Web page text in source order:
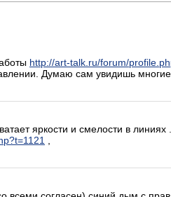
http://art-talk.ru/forum/
Думаю сам увидишь
яркости и смелости в линиях